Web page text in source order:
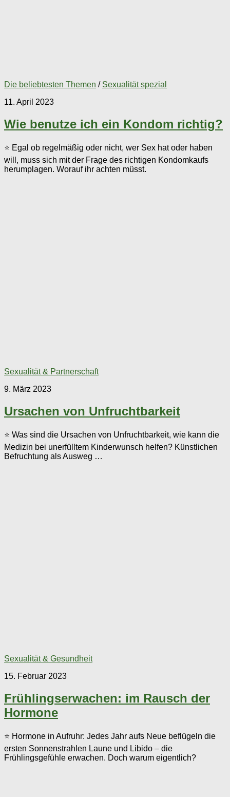
Die beliebtesten Themen / Sexualität spezial
11. April 2023
Wie benutze ich ein Kondom richtig?
⭐ Egal ob regelmäßig oder nicht, wer Sex hat oder haben
will, muss sich mit der Frage des richtigen Kondomkaufs
herumplagen. Worauf ihr achten müsst.
Sexualität & Partnerschaft
9. März 2023
Ursachen von Unfruchtbarkeit
⭐ Was sind die Ursachen von Unfruchtbarkeit, wie kann die
Medizin bei unerfülltem Kinderwunsch helfen? Künstlichen
Befruchtung als Ausweg …
Sexualität & Gesundheit
15. Februar 2023
Frühlingserwachen: im Rausch der
Hormone
⭐ Hormone in Aufruhr: Jedes Jahr aufs Neue beflügeln die
ersten Sonnenstrahlen Laune und Libido – die
Frühlingsgefühle erwachen. Doch warum eigentlich?